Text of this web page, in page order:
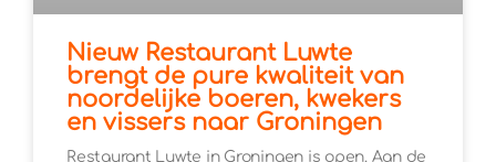
Nieuw Restaurant Luwte
brengt de pure kwaliteit van
noordelijke boeren, kwekers
en vissers naar Groningen
Restaurant Luwte in Groningen is open. Aan de